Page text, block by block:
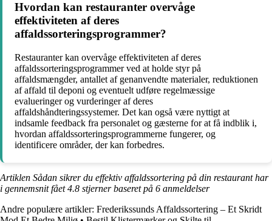
Hvordan kan restauranter overvåge
effektiviteten af deres
affaldssorteringsprogrammer?
Restauranter kan overvåge effektiviteten af deres
affaldssorteringsprogrammer ved at holde styr på
affaldsmængder, antallet af genanvendte materialer, reduktionen
af affald til deponi og eventuelt udføre regelmæssige
evalueringer og vurderinger af deres
affaldshåndteringssystemer. Det kan også være nyttigt at
indsamle feedback fra personalet og gæsterne for at få indblik i,
hvordan affaldssorteringsprogrammerne fungerer, og
identificere områder, der kan forbedres.
Artiklen Sådan sikrer du effektiv affaldssortering på din restaurant har
i gennemsnit fået4.8 stjerner baseret på 6 anmeldelser
Andre populære artikler: Frederikssunds Affaldssortering – Et Skridt